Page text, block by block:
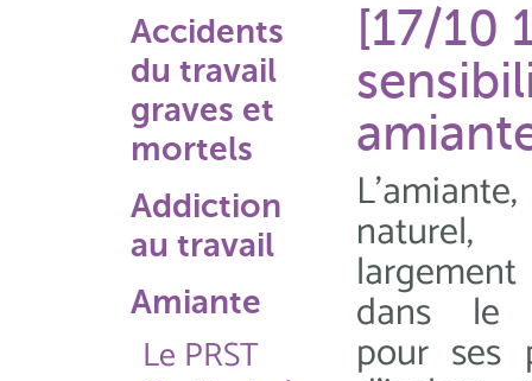
Accidents
du travail
graves et
mortels
Addiction
au travail
Amiante
Le PRST
[17/10
dans le
pour ses